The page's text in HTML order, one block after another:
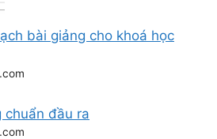
bài giảng cho khoá học
chuẩn đầu ra